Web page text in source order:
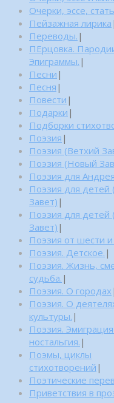
Очерки, эссе,
Пейзажная лирика |
Переводы. |
ПЕрцовка.
Эпиграммы. |
Песни |
Песня |
Повести |
Подарки |
Подборки
Поэзия |
Поэзия (Ветхий
Поэзия (Новый
Поэзия для Андрея
Поэзия для детей
Завет) |
Поэзия для
Завет) |
Поэзия от шести
Поэзия. Детское. |
Поэзия. Жизнь,
судьба. |
Поэзия. О городах |
Поэзия. О
культуры. |
Поэзия.
ностальгия. |
Поэмы, циклы
стихотворений |
Поэтические
Приветствия в